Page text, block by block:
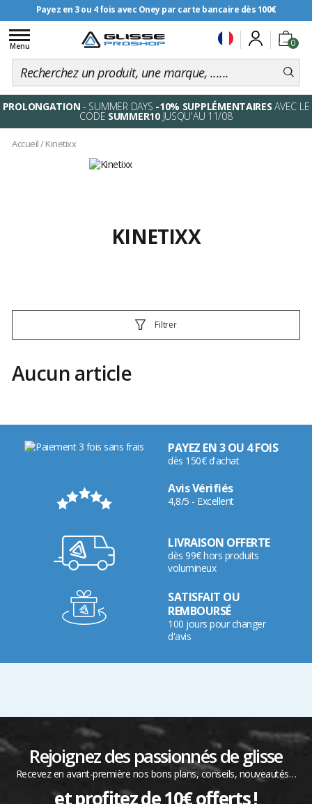
Payez en 3 ou 4 fois avec Oney par carte bancaire dès 100€
Livraison offerte dès 99€
0
Toggle
navigation
Menu
PROLONGATION - SUMMER DAYS -10% SUPPLÉMENTAIRES AVEC LE
CODE SUMMER10JUSQU'AU 11/08
Accueil/Kinetixx
KINETIXX
Filtrer
Aucun article
PAYEZ EN 3 OU 4 FOIS
dès 150€ d'achat
Avis Vérifiés
4,8/5 - Excellent
LIVRAISON OFFERTE
dès 99€ hors produits
volumineux
SATISFAIT OU
REMBOURSÉ
100 jours pour changer
d'avis
Rejoignez des passionnés de glisse
Recevez en avant-première nos bons plans, conseils, nouveautés…
et profitez de 10€ offerts !